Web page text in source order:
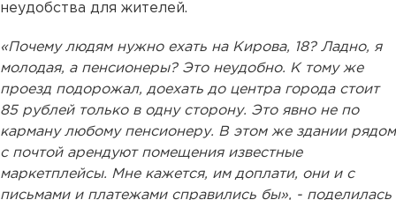
неудобства для жителей.
«Почему людям нужно ехать на Кирова, 18? Ладно, я
молодая, а пенсионеры? Это неудобно. К тому же
проезд подорожал, доехать до центра города стоит
85 рублей только в одну сторону. Это явно не по
карману любому пенсионеру. В этом же здании рядом
с почтой арендуют помещения известные
маркетплейсы. Мне кажется, им доплати, они и с
письмами и платежами справились бы», - поделилась